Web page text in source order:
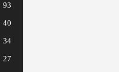
93
40
34
27